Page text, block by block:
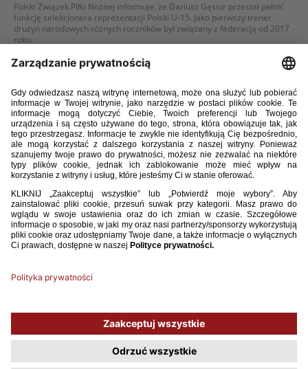
Polski Związek Piłki Nożnej informuje, że Dariusz Gęsior przestał pełnić
funkcję selekcjonera reprezentacji Polski U-15. Jako pierwszy trener
drużyn narodowych różnych roczników był związany z federacją od 2017
roku.
17 / 03 / 26
U-15: REMIS POLAKÓW Z CHORWACJĄ
Reprezentacja Polski do lat 15 zremisowała w towarzyskim spotkaniu
z Chorwacją 2:2. Gole dla biało-czerwonych strzelili Martin Szczerbiński
i David Sulewski.
Używamy plików cookies, aby ułatwić Ci korzystanie z naszego serwisu
oraz do celów statystycznych. Jeśli nie blokujesz tych plików, to zgadzasz
się na ich użycie oraz zapisanie w pamięci urządzenia. Pamiętaj, że